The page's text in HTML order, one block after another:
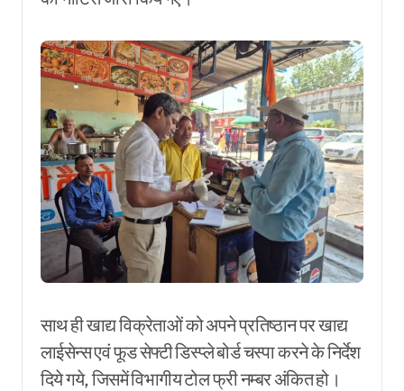
साथ ही खाद्य विक्रेताओं को अपने प्रतिष्ठान पर खाद्य
लाईसेन्स एवं फूड सेफ्टी डिस्प्ले बोर्ड चस्पा करने के निर्देश
दिये गये, जिसमें विभागीय टोल फ्री नम्बर अंकित हो।